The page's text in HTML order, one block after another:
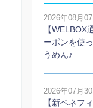
2026年08月07
【
ーポンを使
うめん♪
2026年07月30
【新ベネフ